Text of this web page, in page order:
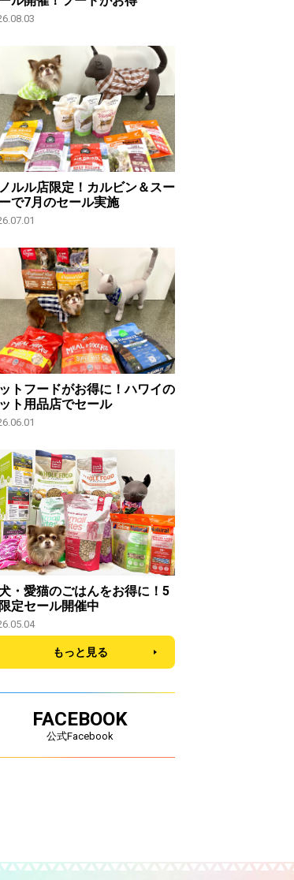
ルル店限定！カルビン＆スー
で7月のセール実施
トフードがお得に！ハワイの
ト用品店でセール
・愛猫のごはんをお得に！5
定セール開催中
もっと見る
FACEBOOK
公式Facebook